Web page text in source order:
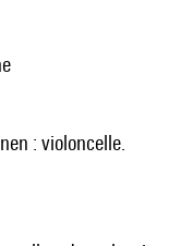
: violoncelle.